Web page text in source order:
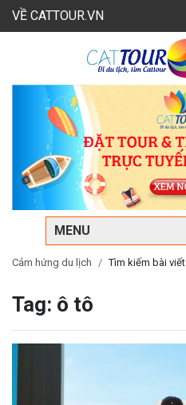
VỀ CATTOUR.VN
MENU
Cảm hứng du lịch Tìm kiếm bài viết
Tag: ô tô